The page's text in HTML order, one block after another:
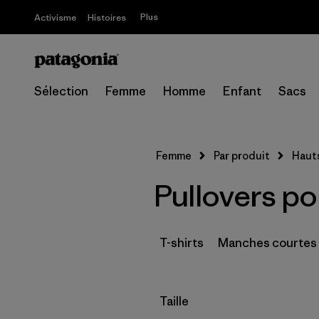
Activisme Histoires Plus
Sélection Femme Homme Enfant Sacs
Femme Par produit
Pullovers
T-shirts Manches courtes
Filtrer par
Taille